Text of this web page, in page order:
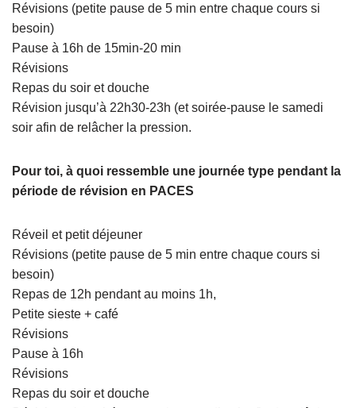
Révisions (petite pause de 5 min entre chaque cours si
besoin)
Pause à 16h de 15min-20 min
Révisions
Repas du soir et douche
Révision jusqu’à 22h30-23h (et soirée-pause le samedi
soir afin de relâcher la pression.
Pour toi, à quoi ressemble une journée type pendant la
période de révision en PACES
Réveil et petit déjeuner
Révisions (petite pause de 5 min entre chaque cours si
besoin)
Repas de 12h pendant au moins 1h,
Petite sieste + café
Révisions
Pause à 16h
Révisions
Repas du soir et douche